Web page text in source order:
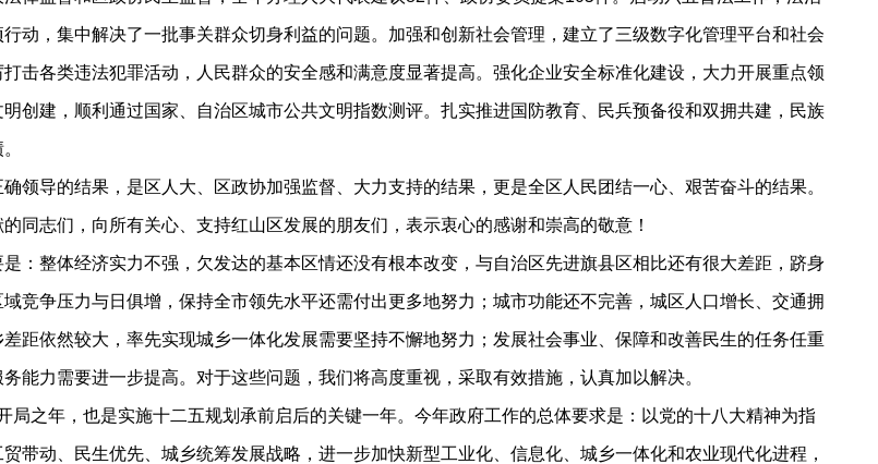
动，集中解决了一批事关群众切身利益的问题。加强和创新社会管理，建立了三级数字化管理平台和社会
击各类违法犯罪活动，人民群众的安全感和满意度显著提高。强化企业安全标准化建设，大力开展重点领
创建，顺利通过国家、自治区城市公共文明指数测评。扎实推进国防教育、民兵预备役和双拥共建，民族
导的结果，是区人大、区政协加强监督、大力支持的结果，更是全区人民团结一心、艰苦奋斗的结果。
同志们，向所有关心、支持红山区发展的朋友们，表示衷心的感谢和崇高的敬意！
整体经济实力不强，欠发达的基本区情还没有根本改变，与自治区先进旗县区相比还有很大差距，跻身
竞争压力与日俱增，保持全市领先水平还需付出更多地努力；城市功能还不完善，城区人口增长、交通拥
距依然较大，率先实现城乡一体化发展需要坚持不懈地努力；发展社会事业、保障和改善民生的任务任重
能力需要进一步提高。对于这些问题，我们将高度重视，采取有效措施，认真加以解决。
年，也是实施十二五规划承前启后的关键一年。今年政府工作的总体要求是：以党的十八大精神为指
带动、民生优先、城乡统筹发展战略，进一步加快新型工业化、信息化、城乡一体化和农业现代化进程，